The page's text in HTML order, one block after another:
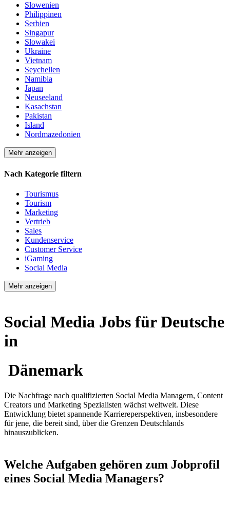
Slowenien
Philippinen
Serbien
Singapur
Slowakei
Ukraine
Vietnam
Seychellen
Namibia
Japan
Neuseeland
Kasachstan
Pakistan
Island
Nordmazedonien
Mehr anzeigen
Nach Kategorie filtern
Tourismus
Tourism
Marketing
Vertrieb
Sales
Kundenservice
Customer Service
iGaming
Social Media
Mehr anzeigen
Social Media Jobs für Deutsche
in
Dänemark
Die Nachfrage nach qualifizierten Social Media Managern, Content
Creators und Marketing Spezialisten wächst weltweit. Diese
Entwicklung bietet spannende Karriereperspektiven, insbesondere
für jene, die bereit sind, über die Grenzen Deutschlands
hinauszublicken.
Welche Aufgaben gehören zum Jobprofil
eines Social Media Managers?